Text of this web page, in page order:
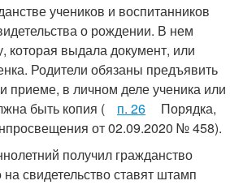
учеников и воспитанников
о рождении. В нем
которая выдала документ, или
Родители обязаны предъявить
приеме, в личном деле ученика или
быть копия (
п. 26
Порядка,
от 02.09.2020 № 458).
получил гражданство
на свидетельство ставят штамп